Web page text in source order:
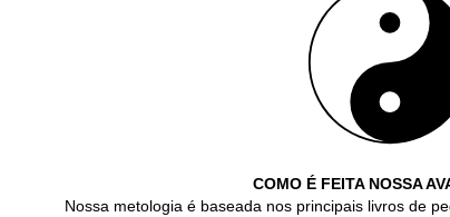
COMO É FEITA NOSSA
Nossa metologia é baseada nos principais livros de